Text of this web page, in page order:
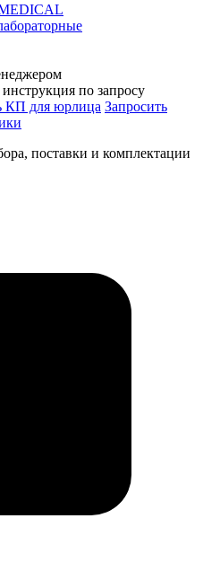
по запросу
КП для юрлица Запросить
поставки и комплектации